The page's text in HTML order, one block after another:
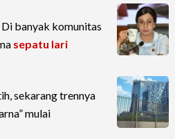
banyak komunitas
sepatu lari
sekarang trennya
mulai